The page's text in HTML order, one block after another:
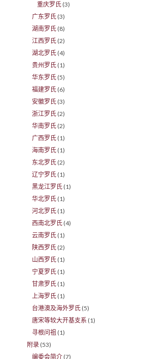
重庆罗氏 (3)
广东罗氏 (3)
湖南罗氏 (8)
江西罗氏 (2)
湖北罗氏 (4)
贵州罗氏 (1)
华东罗氏 (5)
福建罗氏 (6)
安徽罗氏 (3)
浙江罗氏 (2)
华南罗氏 (2)
广西罗氏 (1)
海南罗氏 (1)
东北罗氏 (2)
辽宁罗氏 (1)
黑龙江罗氏 (1)
华北罗氏 (1)
河北罗氏 (1)
西南北罗氏 (4)
云南罗氏 (1)
陕西罗氏 (2)
山西罗氏 (1)
宁夏罗氏 (1)
甘肃罗氏 (1)
上海罗氏 (1)
台港澳及海外罗氏 (5)
唐宋等较大开基支系 (1)
寻根问祖 (1)
附录 (53)
编委会简介 (7)